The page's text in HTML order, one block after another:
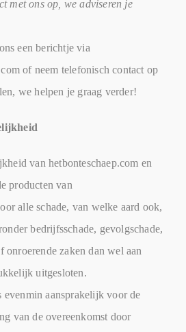
met ons op, we adviseren je
een berichtje via
of neem telefonisch contact op
we helpen je graag verder!
van hetbonteschaep.com en
producten van
alle schade, van welke aard ook,
bedrijfsschade, gevolgschade,
onroerende zaken dan wel aan
uitgesloten.
evenmin aansprakelijk voor de
van de overeenkomst door